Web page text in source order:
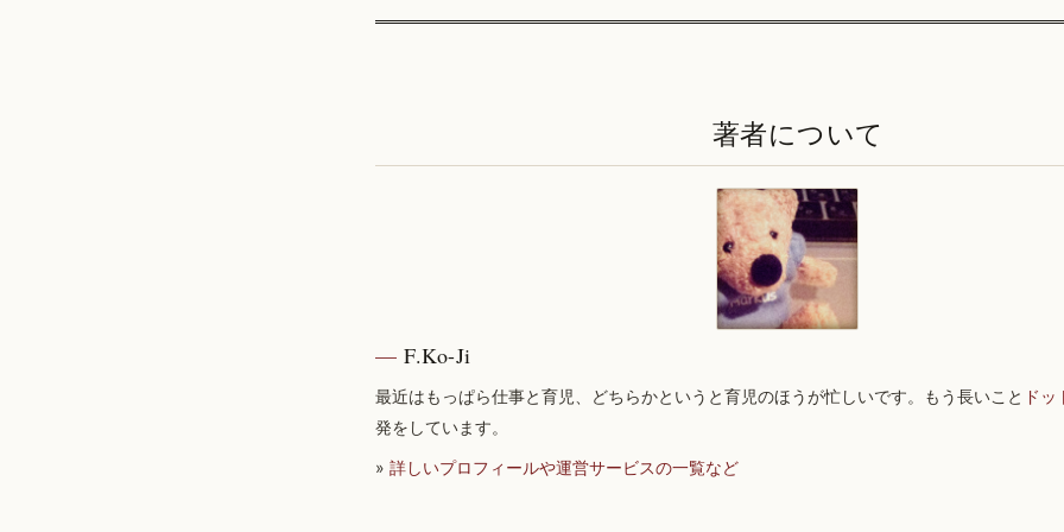
著者について
F.Ko-Ji
最近はもっぱら仕事と育児、どちらかというと育児のほうが忙しいです。もう長いこと ド
発をしています。
» 詳しいプロフィールや運営サービスの一覧など